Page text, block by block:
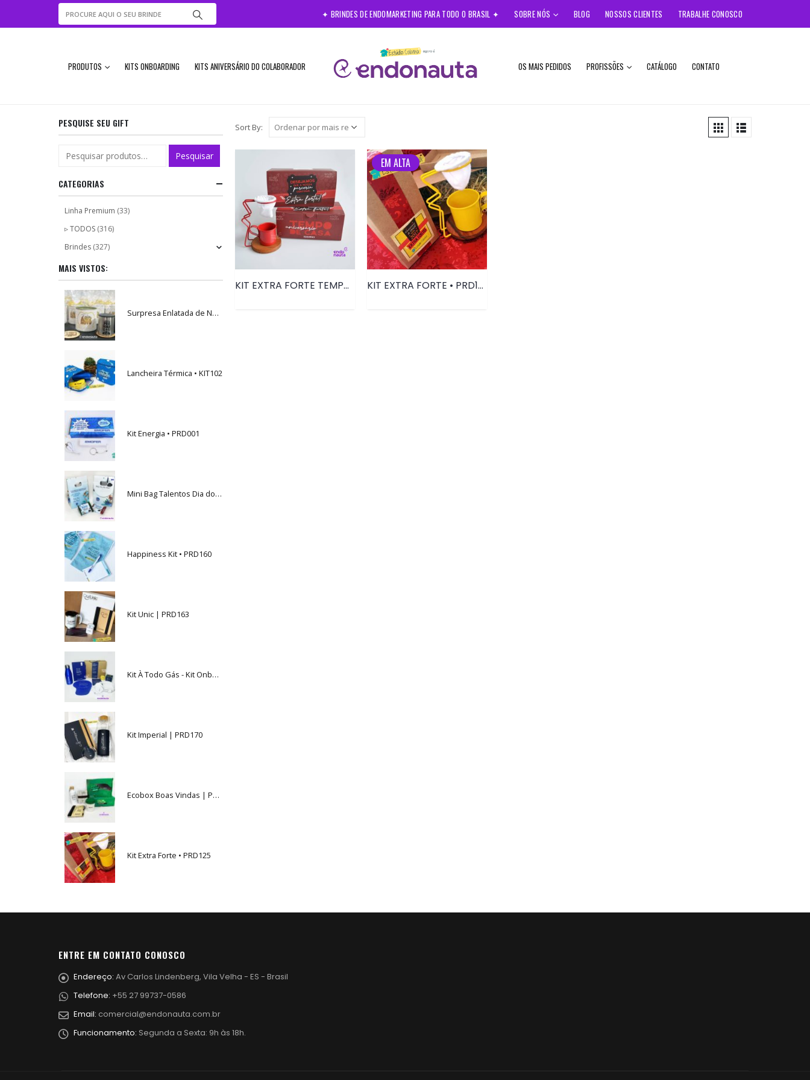
✦ BRINDES DE ENDOMARKETING PARA TODO O BRASIL ✦ SOBRE NÓS BLOG NOSSOS CLIENTES TRABALHE CONOSCO
PRODUTOS KITS ONBOARDING KITS ANIVERSÁRIO DO COLABORADOR OS MAIS PEDIDOS PROFISSÕES CATÁLOGO CONTATO
Sort By:
KIT EXTRA FORTE TEMPO DE CASA • PRD125
EM ALTA
KIT EXTRA FORTE • PRD125
PESQUISE SEU GIFT
Pesquisar
CATEGORIAS
Linha Premium (33)
▹ TODOS (316)
Brindes (327)
MAIS VISTOS:
Surpresa Enlatada de Natal • PRD034
Lancheira Térmica • KIT102
Kit Energia • PRD001
Mini Bag Talentos Dia dos Pais • PRD116
Happiness Kit • PRD160
Kit Unic | PRD163
Kit À Todo Gás - Kit Onboarding - PRD191
Kit Imperial | PRD170
Ecobox Boas Vindas | PRD090
Kit Extra Forte • PRD125
ENTRE EM CONTATO CONOSCO
Endereço: Av Carlos Lindenberg, Vila Velha - ES - Brasil
Telefone: +55 27 99737-0586
Email: comercial@endonauta.com.br
Funcionamento: Segunda a Sexta: 9h às 18h.